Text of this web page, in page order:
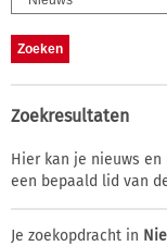
Zoekresultaten
Hier kan je nieuws
een bepaald lid van
Je zoekopdracht in